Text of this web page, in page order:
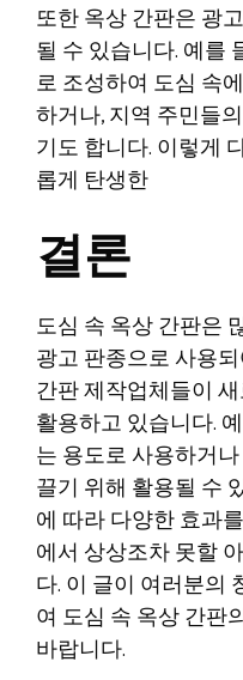
또한 옥상 간판은 광
될 수 있습니다. 예를
로 조성하여 도심 속
하거나, 지역 주민들
기도 합니다. 이렇게
롭게 탄생한
결론
도심 속 옥상 간판은
광고 판종으로 사용
간판 제작업체들이
활용하고 있습니다.
는 용도로 사용하거
끌기 위해 활용될 수
에 따라 다양한 효과
에서 상상조차 못할
다. 이 글이 여러분의
여 도심 속 옥상 간판
바랍니다.